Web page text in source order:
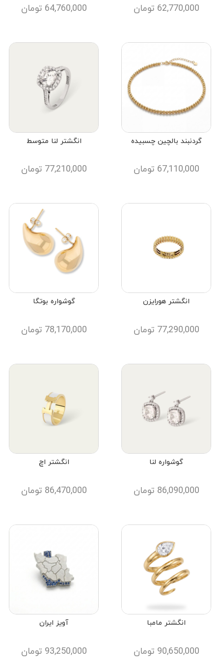
62,770,000 تومان 64,760,000 تومان
گردنبند بالچین چسبیده
67,110,000 تومان
انگشتر لنا متوسط
77,210,000 تومان
انگشتر هورایزن
77,290,000 تومان
گوشواره بوتگا
78,170,000 تومان
گوشواره لنا
86,090,000 تومان
انگشتر اچ
86,470,000 تومان
انگشتر مامبا
90,650,000 تومان
آویز ایران
93,250,000 تومان